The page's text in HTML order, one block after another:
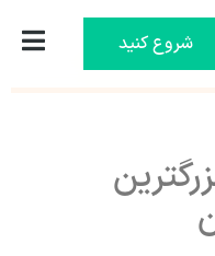
شروع کنید
نکرده‌اید.